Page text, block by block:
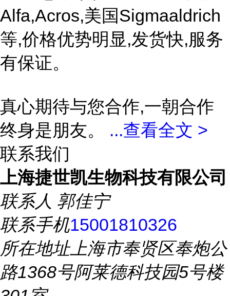
Alfa,Acros,美国Sigmaaldrich
等,价格优势明显,发货快,服务
有保证。
真心期待与您合作,一朝合作
终身是朋友。 ...查看全文 >
联系我们
上海捷世凯生物科技有限公司
联系人 郭佳宁
联系手机15001810326
所在地址上海市奉贤区奉炮公
路1368号阿莱德科技园5号楼